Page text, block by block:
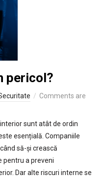
pericol?
Comments are
sunt atât de ordin
esențială. Companiile
să-și crească
pentru a preveni
Dar alte riscuri interne se